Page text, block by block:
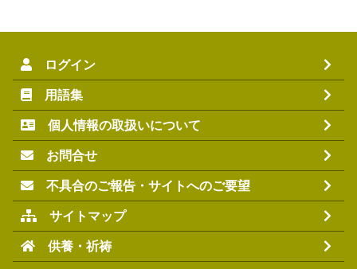
ログイン
用語集
個人情報の取扱いについて
お問合せ
不具合のご報告・サイトへのご要望
サイトマップ
供養・祈祷